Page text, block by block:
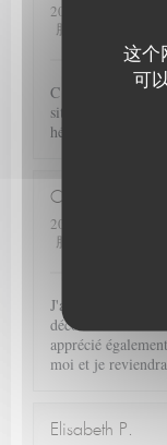
这个
可
2026-06-12
-
服务
C est la seconde
situé dans un très
hésiter. Plats
Christiane
2026-06-12
服务
J'ai été ravie de
déco et votre
apprécié
moi et je
Elisabeth P